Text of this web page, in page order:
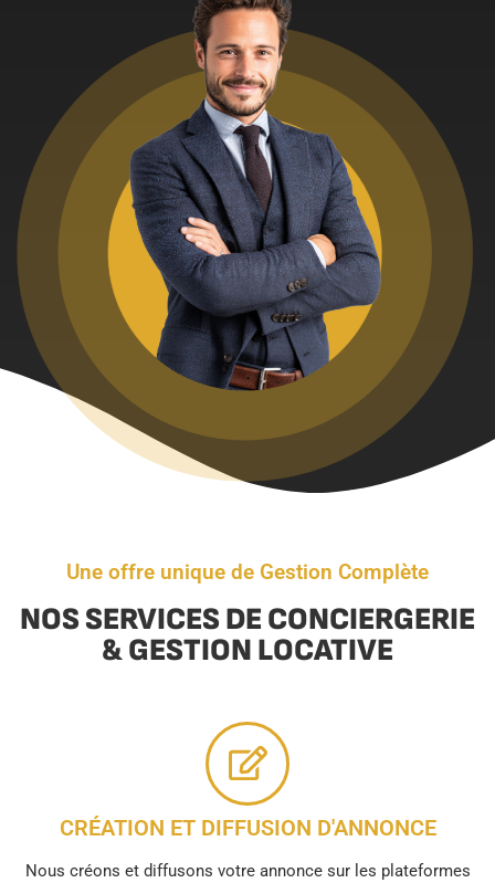
Une offre unique de Gestion Complète
NOS SERVICES DE CONCIERGERIE
& GESTION LOCATIVE
CRÉATION ET DIFFUSION D'ANNONCE
Nous créons et diffusons votre annonce sur les plateformes